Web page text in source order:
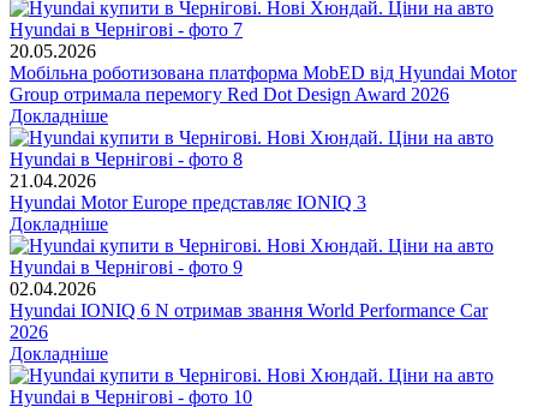
20.05.2026
Мобільна роботизована платформа MobED від Hyundai Motor
Group отримала перемогу Red Dot Design Award 2026
Докладніше
21.04.2026
Hyundai Motor Europe представляє IONIQ 3
Докладніше
02.04.2026
Hyundai IONIQ 6 N отримав звання World Performance Car
2026
Докладніше